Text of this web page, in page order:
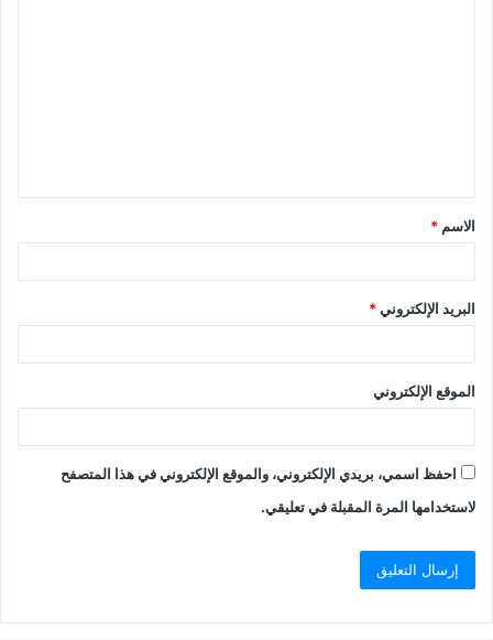
الاسم *
البريد الإلكتروني*
الموقع الإلكتروني
احفظ اسمي، بريدي الإلكتروني، والموقع الإلكتروني في هذا المتصفح
لاستخدامها المرة المقبلة في تعليقي.